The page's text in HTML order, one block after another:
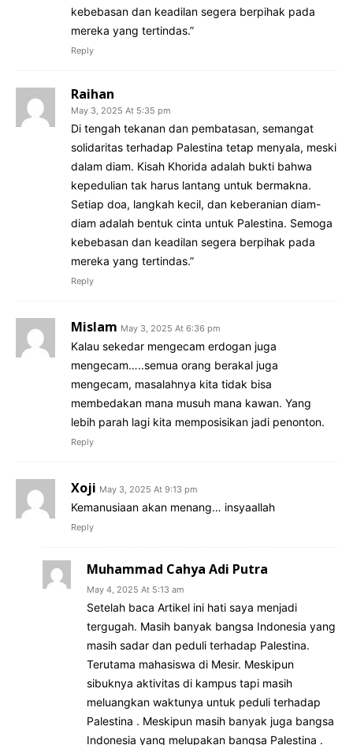
kebebasan dan keadilan segera berpihak pada
mereka yang tertindas.”
Reply
Raihan
May 3, 2025 At 5:35 pm
Di tengah tekanan dan pembatasan, semangat
solidaritas terhadap Palestina tetap menyala, meski
dalam diam. Kisah Khorida adalah bukti bahwa
kepedulian tak harus lantang untuk bermakna.
Setiap doa, langkah kecil, dan keberanian diam-
diam adalah bentuk cinta untuk Palestina. Semoga
kebebasan dan keadilan segera berpihak pada
mereka yang tertindas.”
Reply
Mislam May 3, 2025 At 6:36 pm
Kalau sekedar mengecam erdogan juga
mengecam…..semua orang berakal juga
mengecam, masalahnya kita tidak bisa
membedakan mana musuh mana kawan. Yang
lebih parah lagi kita memposisikan jadi penonton.
Reply
Xoji May 3, 2025 At 9:13 pm
Kemanusiaan akan menang… insyaallah
Reply
Muhammad Cahya Adi Putra
May 4, 2025 At 5:13 am
Setelah baca Artikel ini hati saya menjadi
tergugah. Masih banyak bangsa Indonesia yang
masih sadar dan peduli terhadap Palestina.
Terutama mahasiswa di Mesir. Meskipun
sibuknya aktivitas di kampus tapi masih
meluangkan waktunya untuk peduli terhadap
Palestina . Meskipun masih banyak juga bangsa
Indonesia yang melupakan bangsa Palestina .